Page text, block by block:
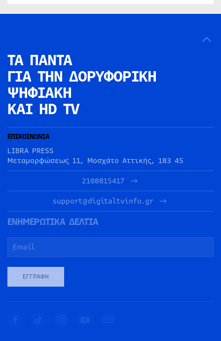
ΤΑ ΠΑΝΤΑ
ΓΙΑ ΤΗΝ ΔΟΡΥΦΟΡΙΚΗ
ΨΗΦΙΑΚΗ
ΚΑΙ HD TV
ΕΠΙΚΟΙΝΩΝΙΑ
LIBRA PRESS
Μεταμορφώσεως 11, Μοσχάτο Αττικής, 183 45
2108815417
support@digitaltvinfo.gr
ΕΝΗΜΕΡΩΤΙΚΑ ΔΕΛΤΙΑ
ΕΓΓΡΑΦΉ